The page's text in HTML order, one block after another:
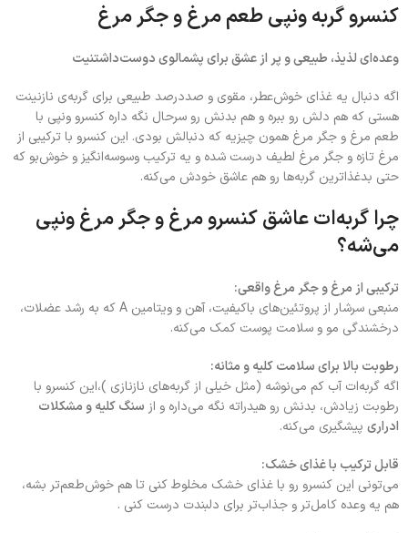
کنسرو گربه ونپی طعم مرغ و جگر مرغ
وعده‌ای لذیذ، طبیعی و پر از عشق برای پشمالوی دوست‌داشتنیت
اگه دنبال یه غذای خوش‌عطر، مقوی و صددرصد طبیعی برای گربه‌ی نازنینت
هستی که هم دلش رو ببره و هم بدنش رو سرحال نگه داره کنسرو ونپی با
طعم مرغ و جگر مرغ همون چیزیه که دنبالش بودی. این کنسرو با ترکیبی از
مرغ تازه و جگر مرغ لطیف درست شده و یه ترکیب وسوسه‌انگیز و خوش‌بو که
حتی بدغذا‌ترین گربه‌ها رو هم عاشق خودش می‌کنه.
چرا گربه‌ات عاشق کنسرو مرغ و جگر مرغ ونپی
می‌شه؟
ترکیبی از مرغ و جگر مرغ واقعی:
منبعی سرشار از پروتئین‌های باکیفیت، آهن و ویتامین A که به رشد عضلات،
درخشندگی مو و سلامت پوست کمک می‌کنه.
رطوبت بالا برای سلامت کلیه و مثانه:
اگه گربه‌ات آب کم می‌نوشه (مثل خیلی از گربه‌های نازنازی )،این کنسرو با
رطوبت زیادش، بدنش رو هیدراته نگه می‌داره و از سنگ کلیه و مشکلات
ادراری پیشگیری می‌کنه.
قابل ترکیب با غذای خشک:
می‌تونی این کنسرو رو با غذای خشک مخلوط کنی تا هم خوش‌طعم‌تر بشه،
هم یه وعده کامل‌تر و جذاب‌تر برای دلبندت درست کنی .